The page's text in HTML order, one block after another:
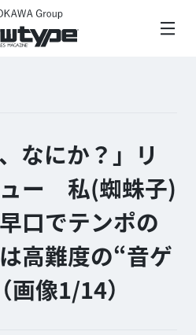
なにか？」リ
ー 私(蜘蛛子)
口でテンポの
高難度の“音ゲ
画像1/14）